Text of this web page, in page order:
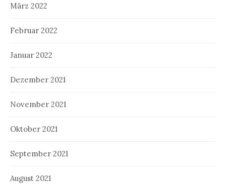
März 2022
Februar 2022
Januar 2022
Dezember 2021
November 2021
Oktober 2021
September 2021
August 2021